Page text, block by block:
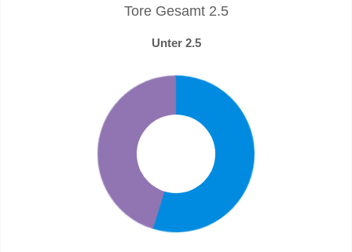
Tore Gesamt 2.5
Unter 2.5